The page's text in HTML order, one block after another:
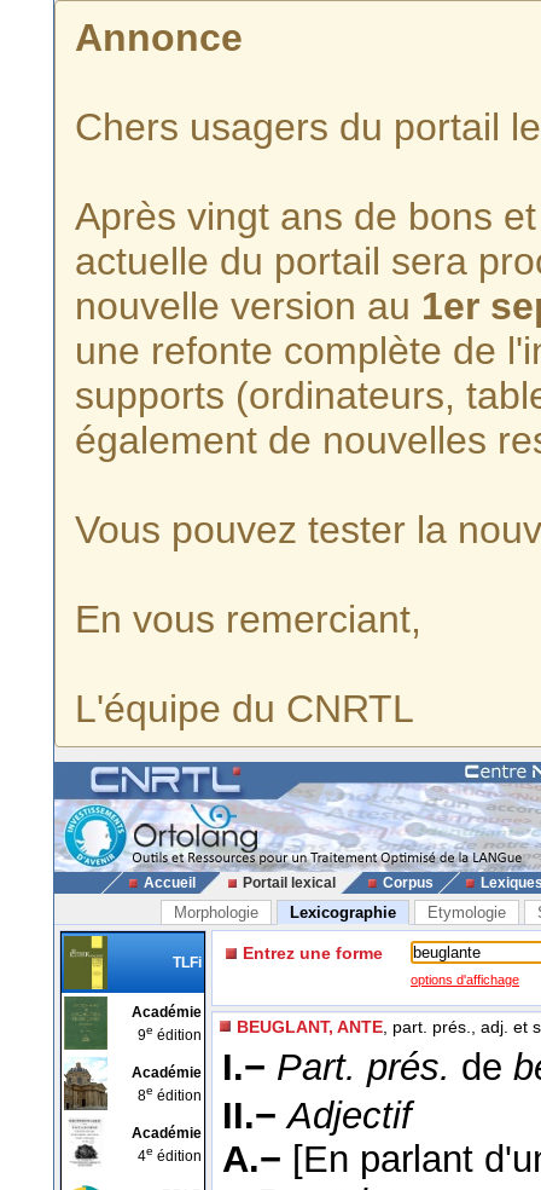
Annonce
Chers usagers du portail
Après vingt ans de bons
actuelle du portail sera
nouvelle version au 1er
une refonte complète de
supports (ordinateurs,
également de nouvelles
Vous pouvez tester la
En vous remerciant,
L'équipe du CNRTL
Accueil Portail lexical Corpus
Morphologie Lexicographie Etymologie
TLFi
Académie
9e édition
Académie
8e édition
Académie
4e édition
Entrez une forme
options d'affichage
BEUGLANT, ANTE , part. prés., adj. et
I.− Part. prés. de
II.− Adjectif
A.− [En parlant